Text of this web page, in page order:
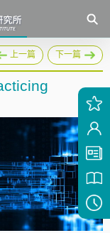
上一篇 下一篇